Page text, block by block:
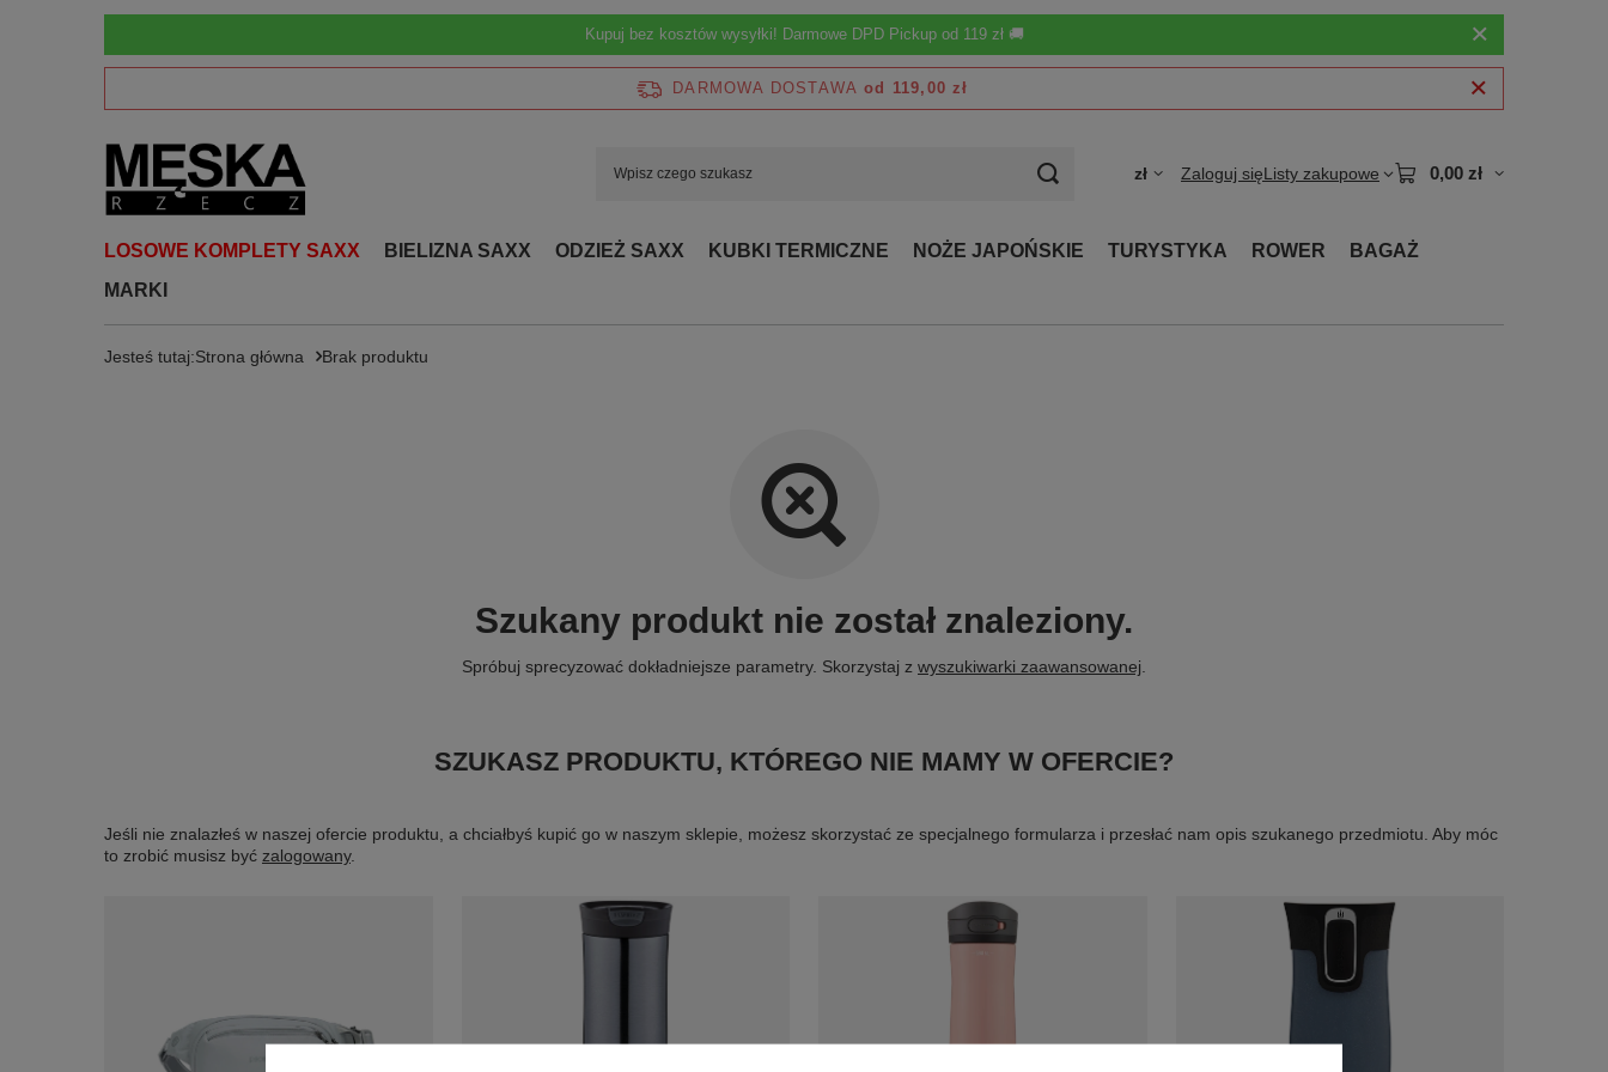
Kupuj bez kosztów wysyłki! Darmowe DPD Pickup od 119 zł 🚚
DARMOWA DOSTAWA od 119,00 zł
zł Zaloguj sięListy zakupowe 0,00 zł
LOSOWE KOMPLETY SAXX BIELIZNA SAXX ODZIEŻ SAXX KUBKI TERMICZNE NOŻE JAPOŃSKIE TURYSTYKA ROWER
BAGAŻ
MARKI
Jesteś tutaj:Strona główna Brak produktu
Szukany produkt nie został znaleziony.
Spróbuj sprecyzować dokładniejsze parametry. Skorzystaj z wyszukiwarki zaawansowanej
SZUKASZ PRODUKTU, KTÓREGO NIE MAMY W OFERCIE?
Jeśli nie znalazłeś w naszej ofercie produktu, a chciałbyś kupić go w naszym sklepie, możesz skorzystać ze specjalnego formularza i przesłać nam opis szukanego przedmiotu. Aby móc
to zrobić musisz być zalogowany.